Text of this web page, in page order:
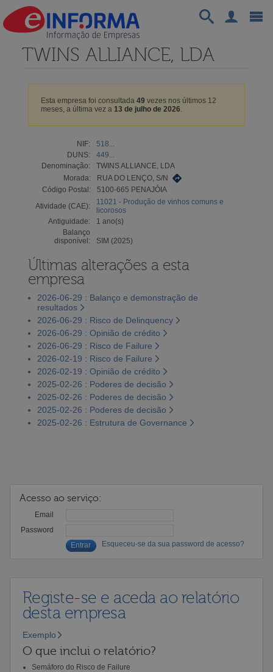
TWINS ALLIANCE, LDA
Esta empresa foi consultada 49 vezes nos últimos 12
meses, a última vez a 13 de julho de 2026.
NIF:
518...
DUNS:
449...
Denominação:
TWINS ALLIANCE, LDA
Morada:
RUA DO LENÇO, S/N
Código Postal:
5100-665 PENAJÓIA
Atividade (CAE):
11021 - Produção de vinhos comuns e
licorosos
Antiguidade:
1 ano(s)
Balanço
disponível:
SIM (2025)
Últimas alterações a esta
empresa
2026-06-29 : Balanço e demonstração de
resultados
2026-06-29 : Risco de Delinquency
2026-06-29 : Opinião de crédito
2026-06-29 : Risco de Failure
2026-02-19 : Risco de Failure
2026-02-19 : Opinião de crédito
2025-02-26 : Poderes de decisão
2025-02-26 : Poderes de decisão
2025-02-26 : Poderes de decisão
2025-02-26 : Estrutura de Governance
Acesso ao serviço:
Email
Password
Esqueceu-se da sua password de acesso?
Registe-se e aceda ao relatório
desta empresa
Exemplo
O que inclui o relatório?
Semáforo do Risco de Failure